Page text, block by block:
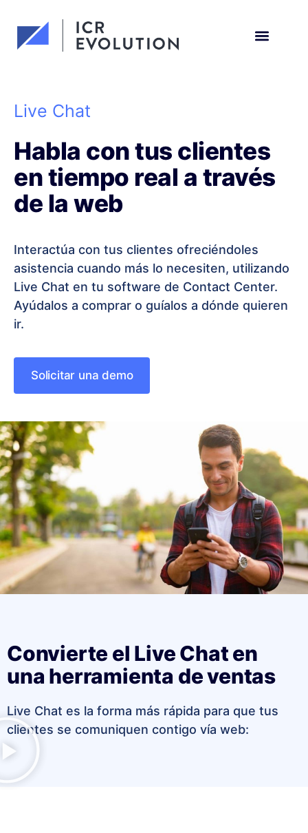
Live Chat
Habla con tus clientes
en tiempo real a través
de la web
Interactúa con tus clientes ofreciéndoles
asistencia cuando más lo necesiten, utilizando
Live Chat en tu software de Contact Center.
Ayúdalos a comprar o guíalos a dónde quieren
ir.
Solicitar una demo
Convierte el Live Chat en
una herramienta de ventas
Live Chat es la forma más rápida para que tus
clientes se comuniquen contigo vía web: